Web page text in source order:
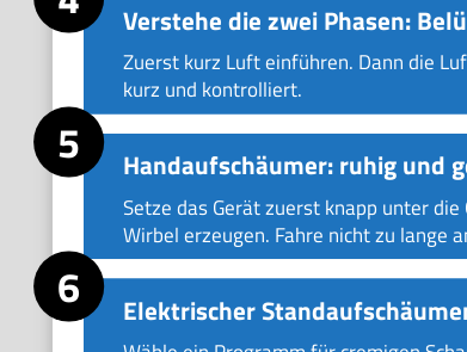
Verstehe die zwei Phasen:
Zuerst kurz Luft einführen. Dann die
kurz und kontrolliert.
Handaufschäumer: ruhig und
Setze das Gerät zuerst knapp unter
Wirbel erzeugen. Fahre nicht zu lange
Elektrischer